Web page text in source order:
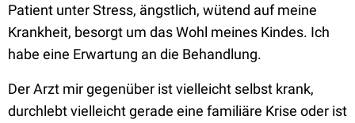
Patient unter Stress, ängstlich, wütend auf meine
Krankheit, besorgt um das Wohl meines Kindes. Ich
habe eine Erwartung an die Behandlung.
Der Arzt mir gegenüber ist vielleicht selbst krank,
durchlebt vielleicht gerade eine familiäre Krise oder ist